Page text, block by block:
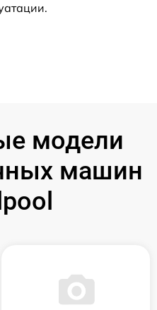
модели
машин